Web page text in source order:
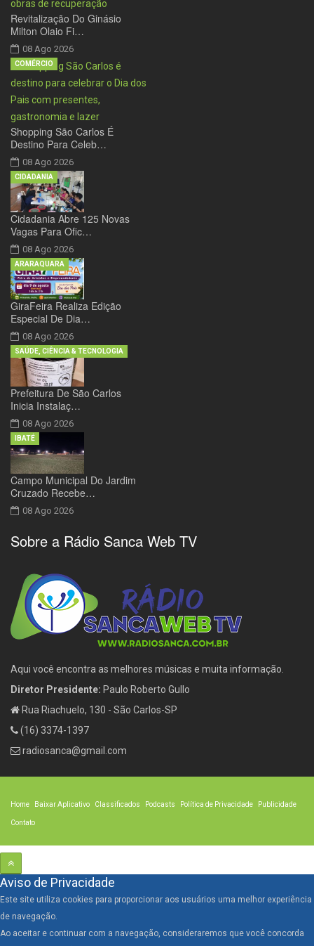
Revitalização Do Ginásio
Milton Olaio Fi…
08 Ago 2026
Shopping São Carlos É
Destino Para Celeb…
08 Ago 2026
COMÉRCIO
Cidadania Abre 125 Novas
Vagas Para Ofic…
08 Ago 2026
CIDADANIA
GiraFeira Realiza Edição
Especial De Dia…
08 Ago 2026
ARARAQUARA
Prefeitura De São Carlos
Inicia Instalaç…
08 Ago 2026
SAÚDE, CIÊNCIA & TECNOLOGIA
Campo Municipal Do Jardim
Cruzado Recebe…
08 Ago 2026
IBATÉ
Sobre a Rádio Sanca Web TV
Aqui você encontra as melhores músicas e muita informação.
Diretor Presidente: Paulo Roberto Gullo
Rua Riachuelo, 130 - São Carlos-SP
(16) 3374-1397
radiosanca@gmail.com
Home Baixar Aplicativo Classificados Podcasts Política de Privacidade Publicidade
Contato
Aviso de Privacidade
Este site utiliza cookies para proporcionar aos usuários uma melhor experiência
de navegação.
Ao aceitar e continuar com a navegação, consideraremos que você concorda